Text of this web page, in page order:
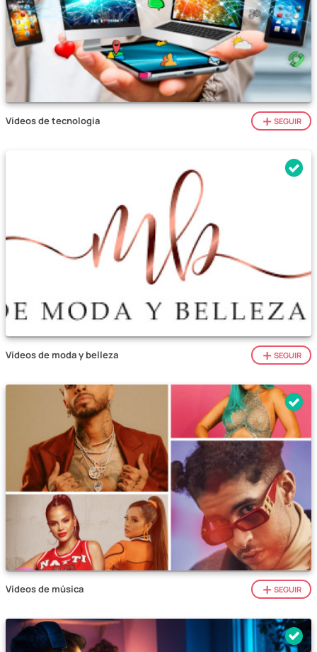
Vídeos de tecnologia SEGUIR
Vídeos de moda y belleza SEGUIR
Vídeos de música SEGUIR